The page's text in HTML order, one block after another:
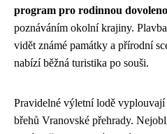
program pro rodinnou
poznáváním okolní krajiny.
vidět známé památky a přírodní
nabízí běžná turistika po souši.
Pravidelné výletní lodě
břehů Vranovské přehrady.